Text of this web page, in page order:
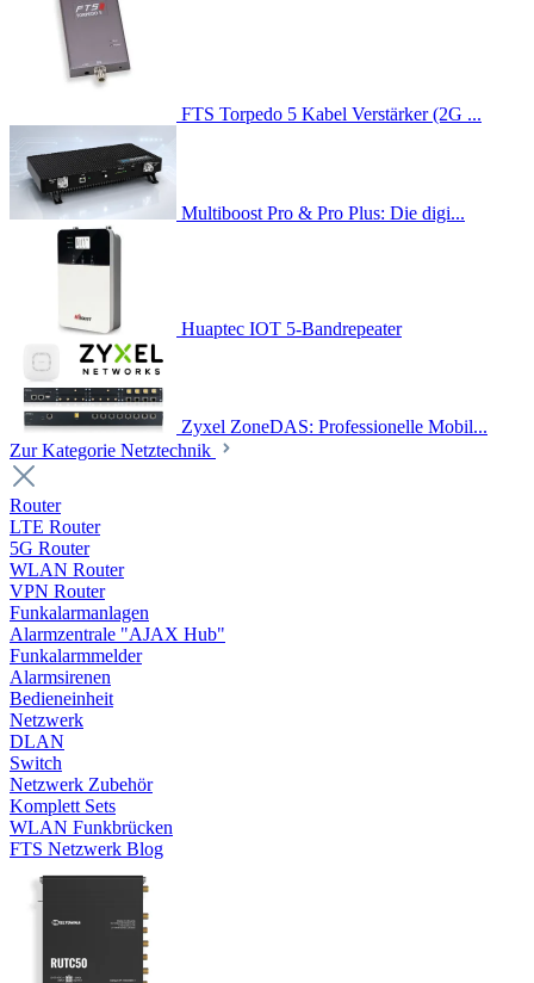
FTS Torpedo 5 Kabel Verstärker (2G ...
Multiboost Pro & Pro Plus: Die digi...
Huaptec IOT 5-Bandrepeater
Zyxel ZoneDAS: Professionelle Mobil...
Zur Kategorie Netztechnik
Router
LTE Router
5G Router
WLAN Router
VPN Router
Funkalarmanlagen
Alarmzentrale "AJAX Hub"
Funkalarmmelder
Alarmsirenen
Bedieneinheit
Netzwerk
DLAN
Switch
Netzwerk Zubehör
Komplett Sets
WLAN Funkbrücken
FTS Netzwerk Blog